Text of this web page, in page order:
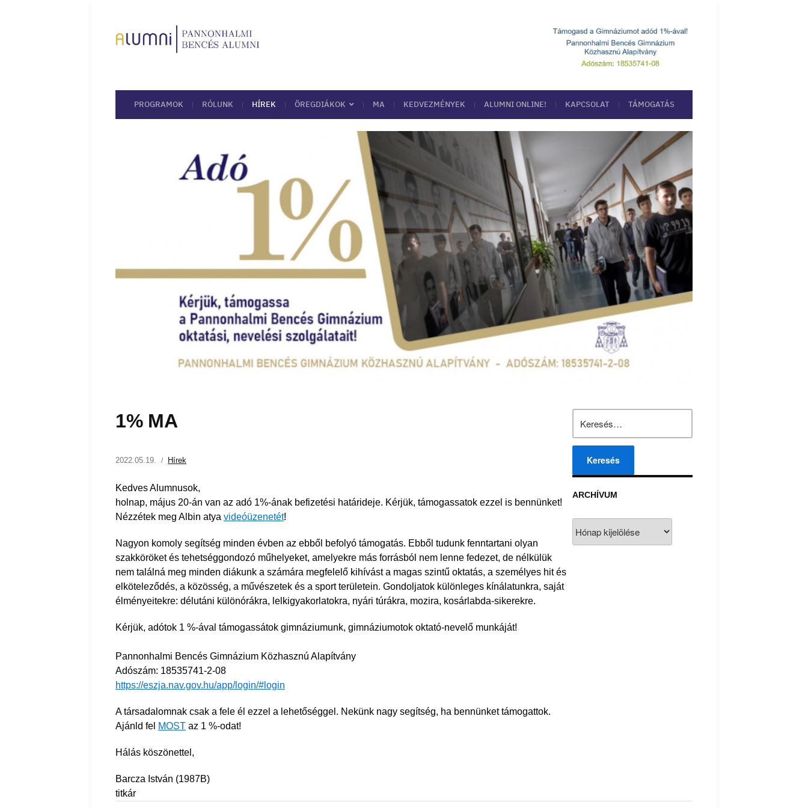
PROGRAMOK RÓLUNK HÍREK ÖREGDIÁKOK MA KEDVEZMÉNYEK ALUMNI ONLINE! KAPCSOLAT TÁMOGATÁS
1% MA
2022.05.19. Hírek
Kedves Alumnusok,
holnap, május 20-án van az adó 1%-ának befizetési határideje. Kérjük, támogassatok ezzel is bennünket!
Nézzétek meg Albin atya videóüzenetét!
Nagyon komoly segítség minden évben az ebből befolyó támogatás. Ebből tudunk fenntartani olyan
szakköröket és tehetséggondozó műhelyeket, amelyekre más forrásból nem lenne fedezet, de nélkülük
nem találná meg minden diákunk a számára megfelelő kihívást a magas szintű oktatás, a személyes hit és
elköteleződés, a közösség, a művészetek és a sport területein. Gondoljatok különleges kínálatunkra, saját
élményeitekre: délutáni különórákra, lelkigyakorlatokra, nyári túrákra, mozira, kosárlabda-sikerekre.
Kérjük, adótok 1 %-ával támogassátok gimnáziumunk, gimnáziumotok oktató-nevelő munkáját!
Pannonhalmi Bencés Gimnázium Közhasznú Alapítvány
Adószám: 18535741-2-08
https://eszja.nav.gov.hu/app/login/#login
A társadalomnak csak a fele él ezzel a lehetőséggel. Nekünk nagy segítség, ha bennünket támogattok.
Ajánld fel MOST az 1 %-odat!
Hálás köszönettel,
Barcza István (1987B)
titkár
ARCHÍVUM